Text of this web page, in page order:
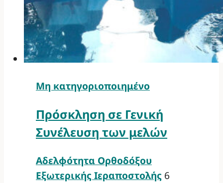
Μη κατηγοριοποιημένο
Πρόσκληση σε Γενική
Συνέλευση των μελών
Αδελφότητα Ορθοδόξου
Εξωτερικής Ιεραποστολής 6